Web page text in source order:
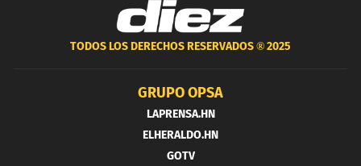
TODOS LOS DERECHOS RESERVADOS ®2025
GRUPO OPSA
LAPRENSA.HN
ELHERALDO.HN
GOTV